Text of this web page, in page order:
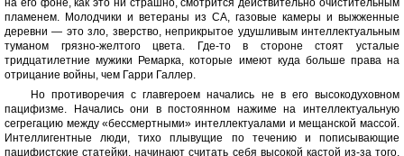
на его фоне, как это ни страшно, смотрится действительно очистительным
пламенем. Молодчики и ветераны из СА, газовые камеры и выжженные
деревни — это зло, зверство, неприкрытое удушливым интеллектуальным
туманом грязно-желтого цвета. Где-то в стороне стоят усталые
тридцатилетние мужики Ремарка, которые имеют куда больше права на
отрицание войны, чем Гарри Галлер.
Но противоречия с главгероем начались не в его высокодуховном
пацифизме. Начались они в постоянном нажиме на интеллектуальную
сегрегацию между «бессмертными» интеллектуалами и мещанской массой.
Интеллигентные люди, тихо плывущие по течению и пописывающие
пацифистские статейки, начинают считать себя высокой кастой из-за того,